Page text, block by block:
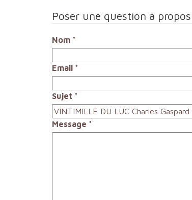
Poser une question à
Nom *
Email *
Sujet *
Message *